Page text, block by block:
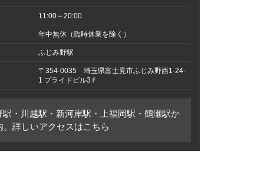
11:00～20:00
年中無休（臨時休業を除く）
ふじみ野駅
〒354-0035 埼玉県富士見市ふじみ野西1-24-
1 プライドビル3Ｆ
・川越駅・新河岸駅・上福岡駅・鶴瀬駅か
。詳しいアクセスはこちら